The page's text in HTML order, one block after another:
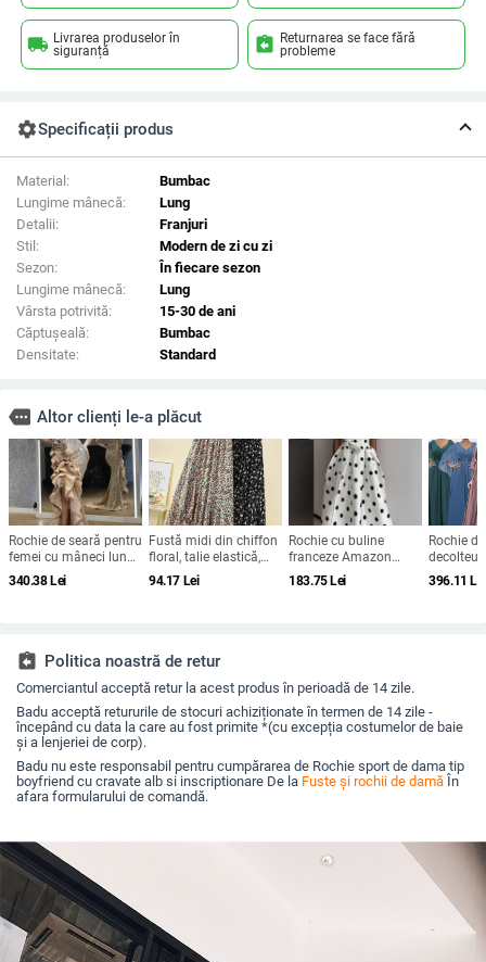
local_shipping Livrarea produselor în
siguranță
assignment_return Returnarea se face fără
probleme
settingsSpecificații produs
Material:
Bumbac
Lungime mânecă:
Lung
Detalii:
Franjuri
Stil:
Modern de zi cu zi
Sezon:
În fiecare sezon
Lungime mânecă:
Lung
Vârsta potrivită:
15-30 de ani
Căptuşeală:
Bumbac
Densitate:
Standard
more Altor clienți le-a plăcut
Rochie de seară pentru
femei cu mâneci lungi,
talie înaltă, fustă
lungă, țesătură spray
340.38Lei
Fustă midi din chiffon
floral, talie elastică,
croială A-line, plus
size, siluetă drapată
94.17 Lei
Rochie cu buline
franceze Amazon
2025 de vară retro cu
temperament nou,
183.75Lei
Rochie
decolteu
mâneci
appliqué
396.11 Lei
assignment_return Politica noastră de retur
Comerciantul acceptă retur la acest produs în perioadă de 14 zile.
Badu acceptă retururile de stocuri achiziționate în termen de 14 zile -
începând cu data la care au fost primite *(cu excepția costumelor de baie
și a lenjeriei de corp).
Badu nu este responsabil pentru cumpărarea de Rochie sport de dama tip
boyfriend cu cravate alb si inscriptionare De la Fuste și rochii de damă În
afara formularului de comandă.